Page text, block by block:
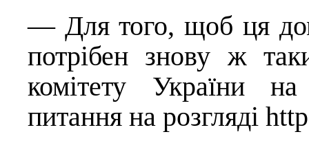
— Для того, щоб ця
потрібен знову ж
комітету України
питання на розгляді